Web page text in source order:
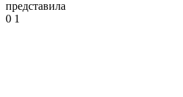
представила
0 1